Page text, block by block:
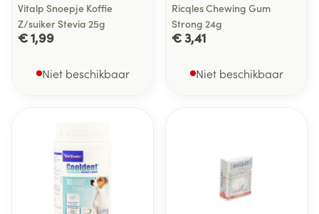
Vitalp Snoepje Koffie
Z/suiker Stevia 25g
€ 1,99
Niet beschikbaar
Ricqles Chewing Gum
Strong 24g
€ 3,41
Niet beschikbaar